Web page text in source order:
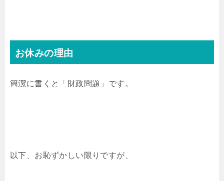
お休みの理由
簡潔に書くと「財政問題」です。
以下、お恥ずかしい限りですが、